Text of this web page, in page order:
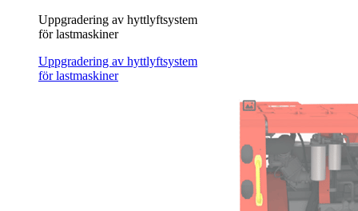
Uppgradering av hyttlyftsystem
för lastmaskiner
Uppgradering av hyttlyftsystem
för lastmaskiner